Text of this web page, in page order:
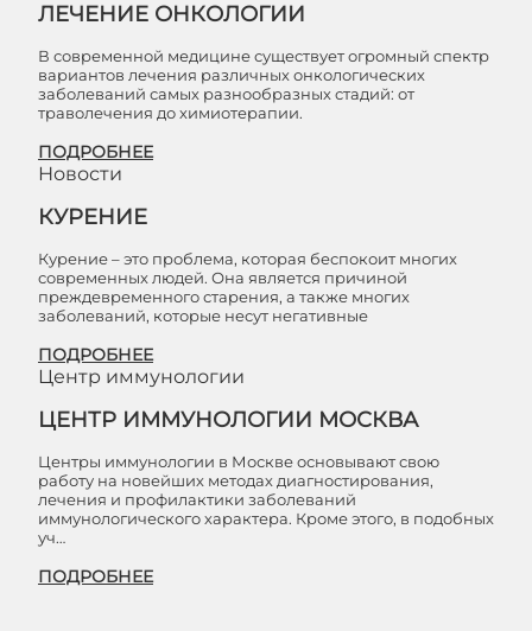
ЛЕЧЕНИЕ ОНКОЛОГИИ
В современной медицине существует огромный спектр
вариантов лечения различных онкологических
заболеваний самых разнообразных стадий: от
траволечения до химиотерапии.
ПОДРОБНЕЕ
Новости
КУРЕНИЕ
Курение – это проблема, которая беспокоит многих
современных людей. Она является причиной
преждевременного старения, а также многих
заболеваний, которые несут негативные
ПОДРОБНЕЕ
Центр иммунологии
ЦЕНТР ИММУНОЛОГИИ МОСКВА
Центры иммунологии в Москве основывают свою
работу на новейших методах диагностирования,
лечения и профилактики заболеваний
иммунологического характера. Кроме этого, в подобных
уч…
ПОДРОБНЕЕ